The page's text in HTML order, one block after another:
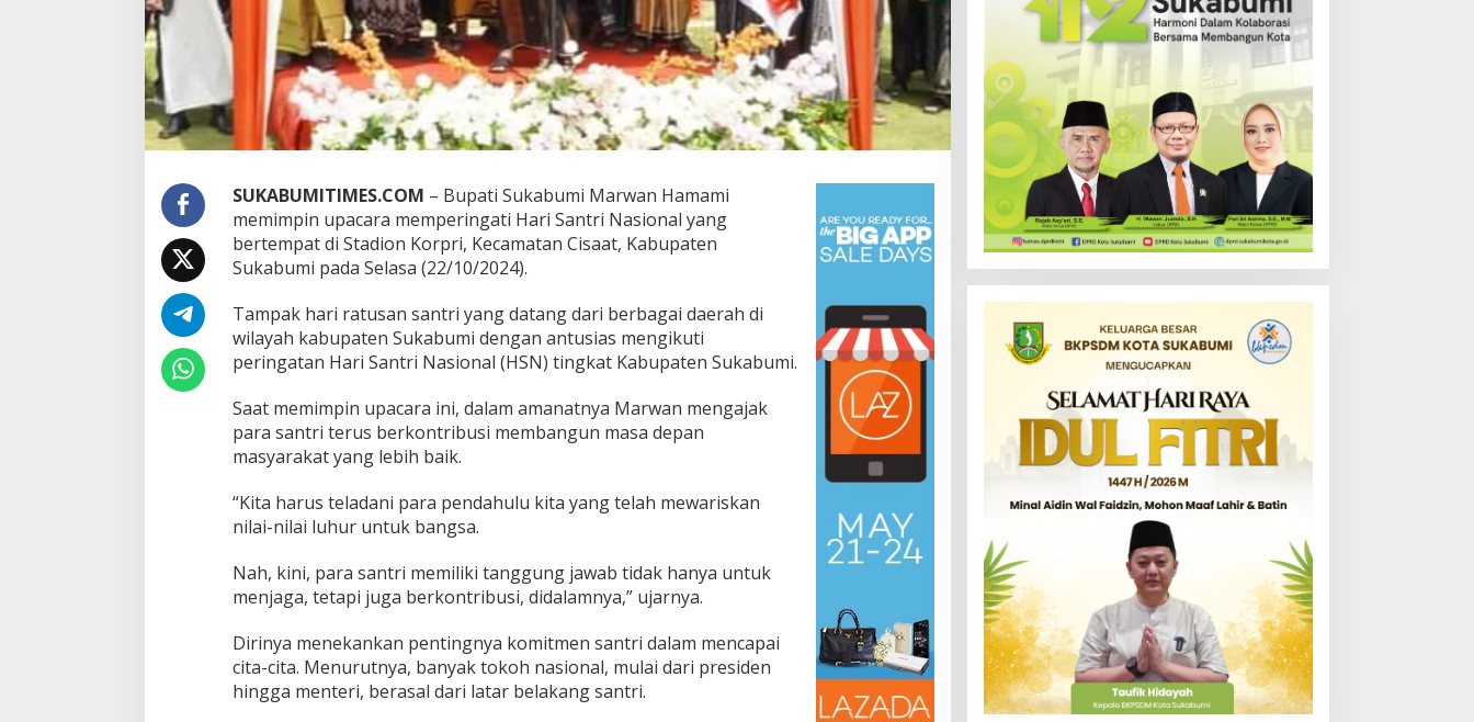
a
b
u
m
i
,
M
w
a
n
P
r
k
u
P
e
r
n
K
e
a
n
a
a
n
SUKABUMITIMES.COM – Bupati Sukabumi Marwan Hamami
memimpin upacara memperingati Hari Santri Nasional yang
bertempat di Stadion Korpri, Kecamatan Cisaat, Kabupaten
Sukabumi pada Selasa (22/10/2024).
Tampak hari ratusan santri yang datang dari berbagai daerah di
wilayah kabupaten Sukabumi dengan antusias mengikuti
peringatan Hari Santri Nasional (HSN) tingkat Kabupaten Sukabumi.
Saat memimpin upacara ini, dalam amanatnya Marwan mengajak
para santri terus berkontribusi membangun masa depan
masyarakat yang lebih baik.
“Kita harus teladani para pendahulu kita yang telah mewariskan
nilai-nilai luhur untuk bangsa.
Nah, kini, para santri memiliki tanggung jawab tidak hanya untuk
menjaga, tetapi juga berkontribusi, didalamnya,” ujarnya.
Dirinya menekankan pentingnya komitmen santri dalam mencapai
cita-cita. Menurutnya, banyak tokoh nasional, mulai dari presiden
hingga menteri, berasal dari latar belakang santri.